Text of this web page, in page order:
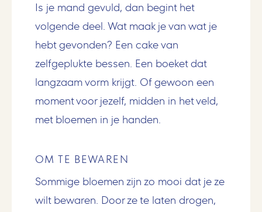
Is je mand gevuld, dan begint het
volgende deel. Wat maak je van wat je
hebt gevonden? Een cake van
zelfgeplukte bessen. Een boeket dat
langzaam vorm krijgt. Of gewoon een
moment voor jezelf, midden in het veld,
met bloemen in je handen.
OM TE BEWAREN
Sommige bloemen zijn zo mooi dat je ze
wilt bewaren. Door ze te laten drogen,